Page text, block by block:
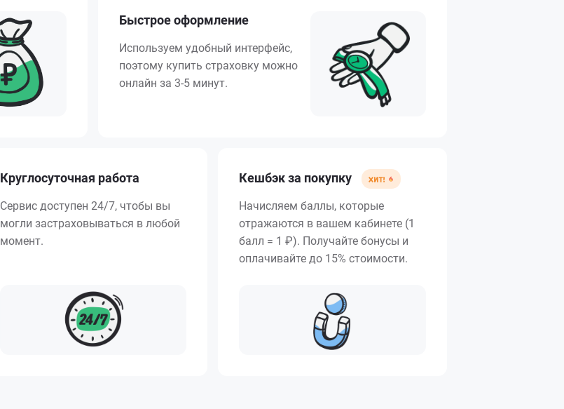
Быстрое оформление
Используем удобный интерфейс,
поэтому купить страховку можно
онлайн за 3-5 минут.
Круглосуточная работа
Сервис доступен 24/7, чтобы вы
могли застраховываться в любой
момент.
Кешбэк за покупку
Начисляем баллы, которые
отражаются в вашем кабинете (1
балл = 1 ₽). Получайте бонусы и
оплачивайте до 15% стоимости.